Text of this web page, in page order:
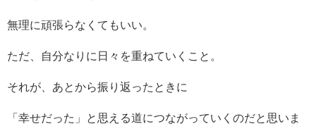
無理に頑張らなくてもいい。
ただ、自分なりに日々を重ねていくこと。
それが、あとから振り返ったときに
「幸せだった」と思える道につながっていくのだと思いま